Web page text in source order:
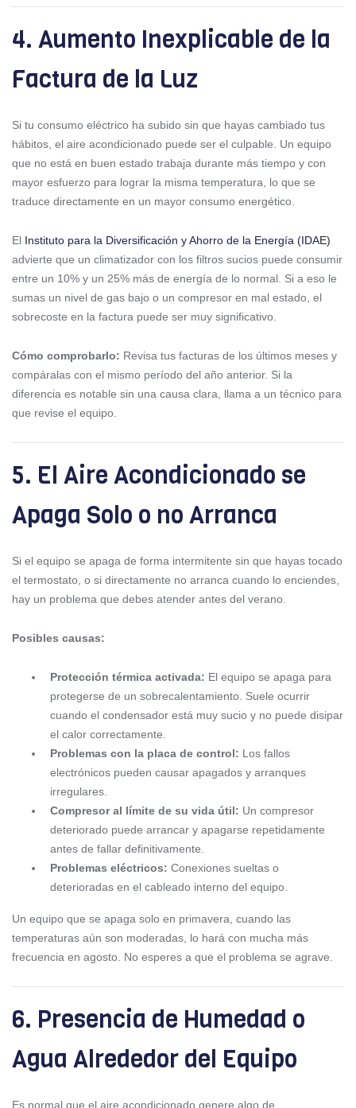
4. Aumento Inexplicable de la
Factura de la Luz
Si tu consumo eléctrico ha subido sin que hayas cambiado tus
hábitos, el aire acondicionado puede ser el culpable. Un equipo
que no está en buen estado trabaja durante más tiempo y con
mayor esfuerzo para lograr la misma temperatura, lo que se
traduce directamente en un mayor consumo energético.
El Instituto para la Diversificación y Ahorro de la Energía (IDAE)
advierte que un climatizador con los filtros sucios puede consumir
entre un 10% y un 25% más de energía de lo normal. Si a eso le
sumas un nivel de gas bajo o un compresor en mal estado, el
sobrecoste en la factura puede ser muy significativo.
Cómo comprobarlo: Revisa tus facturas de los últimos meses y
compáralas con el mismo período del año anterior. Si la
diferencia es notable sin una causa clara, llama a un técnico para
que revise el equipo.
5. El Aire Acondicionado se
Apaga Solo o no Arranca
Si el equipo se apaga de forma intermitente sin que hayas tocado
el termostato, o si directamente no arranca cuando lo enciendes,
hay un problema que debes atender antes del verano.
Posibles causas:
Protección térmica activada: El equipo se apaga para
protegerse de un sobrecalentamiento. Suele ocurrir
cuando el condensador está muy sucio y no puede disipar
el calor correctamente.
Problemas con la placa de control: Los fallos
electrónicos pueden causar apagados y arranques
irregulares.
Compresor al límite de su vida útil: Un compresor
deteriorado puede arrancar y apagarse repetidamente
antes de fallar definitivamente.
Problemas eléctricos: Conexiones sueltas o
deterioradas en el cableado interno del equipo.
Un equipo que se apaga solo en primavera, cuando las
temperaturas aún son moderadas, lo hará con mucha más
frecuencia en agosto. No esperes a que el problema se agrave.
6. Presencia de Humedad o
Agua Alrededor del Equipo
Es normal que el aire acondicionado genere algo de